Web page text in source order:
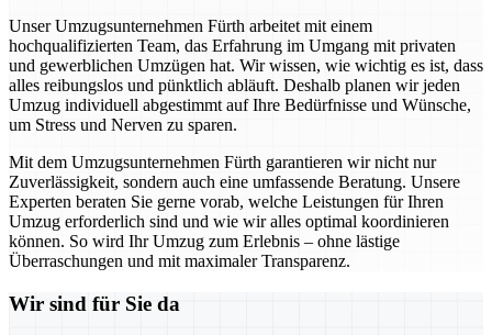
Unser Umzugsunternehmen Fürth arbeitet mit einem
hochqualifizierten Team, das Erfahrung im Umgang mit privaten
und gewerblichen Umzügen hat. Wir wissen, wie wichtig es ist, dass
alles reibungslos und pünktlich abläuft. Deshalb planen wir jeden
Umzug individuell abgestimmt auf Ihre Bedürfnisse und Wünsche,
um Stress und Nerven zu sparen.
Mit dem Umzugsunternehmen Fürth garantieren wir nicht nur
Zuverlässigkeit, sondern auch eine umfassende Beratung. Unsere
Experten beraten Sie gerne vorab, welche Leistungen für Ihren
Umzug erforderlich sind und wie wir alles optimal koordinieren
können. So wird Ihr Umzug zum Erlebnis – ohne lästige
Überraschungen und mit maximaler Transparenz.
Wir sind für Sie da